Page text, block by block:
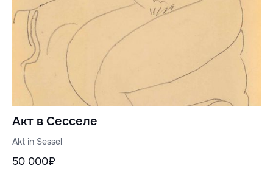
Акт в Сесселе
Akt in Sessel
50 000₽